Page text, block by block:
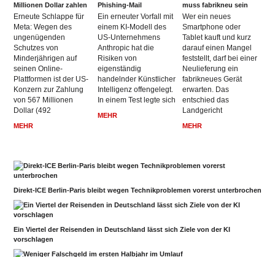
Millionen Dollar zahlen
Erneute Schlappe für
Meta: Wegen des
ungenügenden
Schutzes von
Minderjährigen auf
seinen Online-
Plattformen ist der US-
Konzern zur Zahlung
von 567 Millionen
Dollar (492
MEHR
Phishing-Mail
Ein erneuter Vorfall mit
einem KI-Modell des
US-Unternehmens
Anthropic hat die
Risiken von
eigenständig
handelnder Künstlicher
Intelligenz offengelegt.
In einem Test legte sich
MEHR
muss fabrikneu sein
Wer ein neues
Smartphone oder
Tablet kauft und kurz
darauf einen Mangel
feststellt, darf bei einer
Neulieferung ein
fabrikneues Gerät
erwarten. Das
entschied das
Landgericht
MEHR
Direkt-ICE Berlin-Paris bleibt wegen Technikproblemen vorerst unterbrochen
Ein Viertel der Reisenden in Deutschland lässt sich Ziele von der KI
vorschlagen